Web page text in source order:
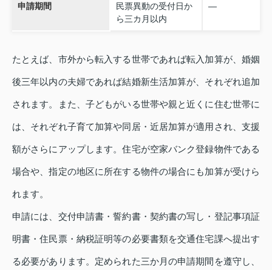
申請期間
民票異動の受付日か
ら三カ月以内
―
たとえば、市外から転入する世帯であれば転入加算が、婚姻
後三年以内の夫婦であれば結婚新生活加算が、それぞれ追加
されます。また、子どもがいる世帯や親と近くに住む世帯に
は、それぞれ子育て加算や同居・近居加算が適用され、支援
額がさらにアップします。住宅が空家バンク登録物件である
場合や、指定の地区に所在する物件の場合にも加算が受けら
れます。
申請には、交付申請書・誓約書・契約書の写し・登記事項証
明書・住民票・納税証明等の必要書類を交通住宅課へ提出す
る必要があります。定められた三か月の申請期間を遵守し、